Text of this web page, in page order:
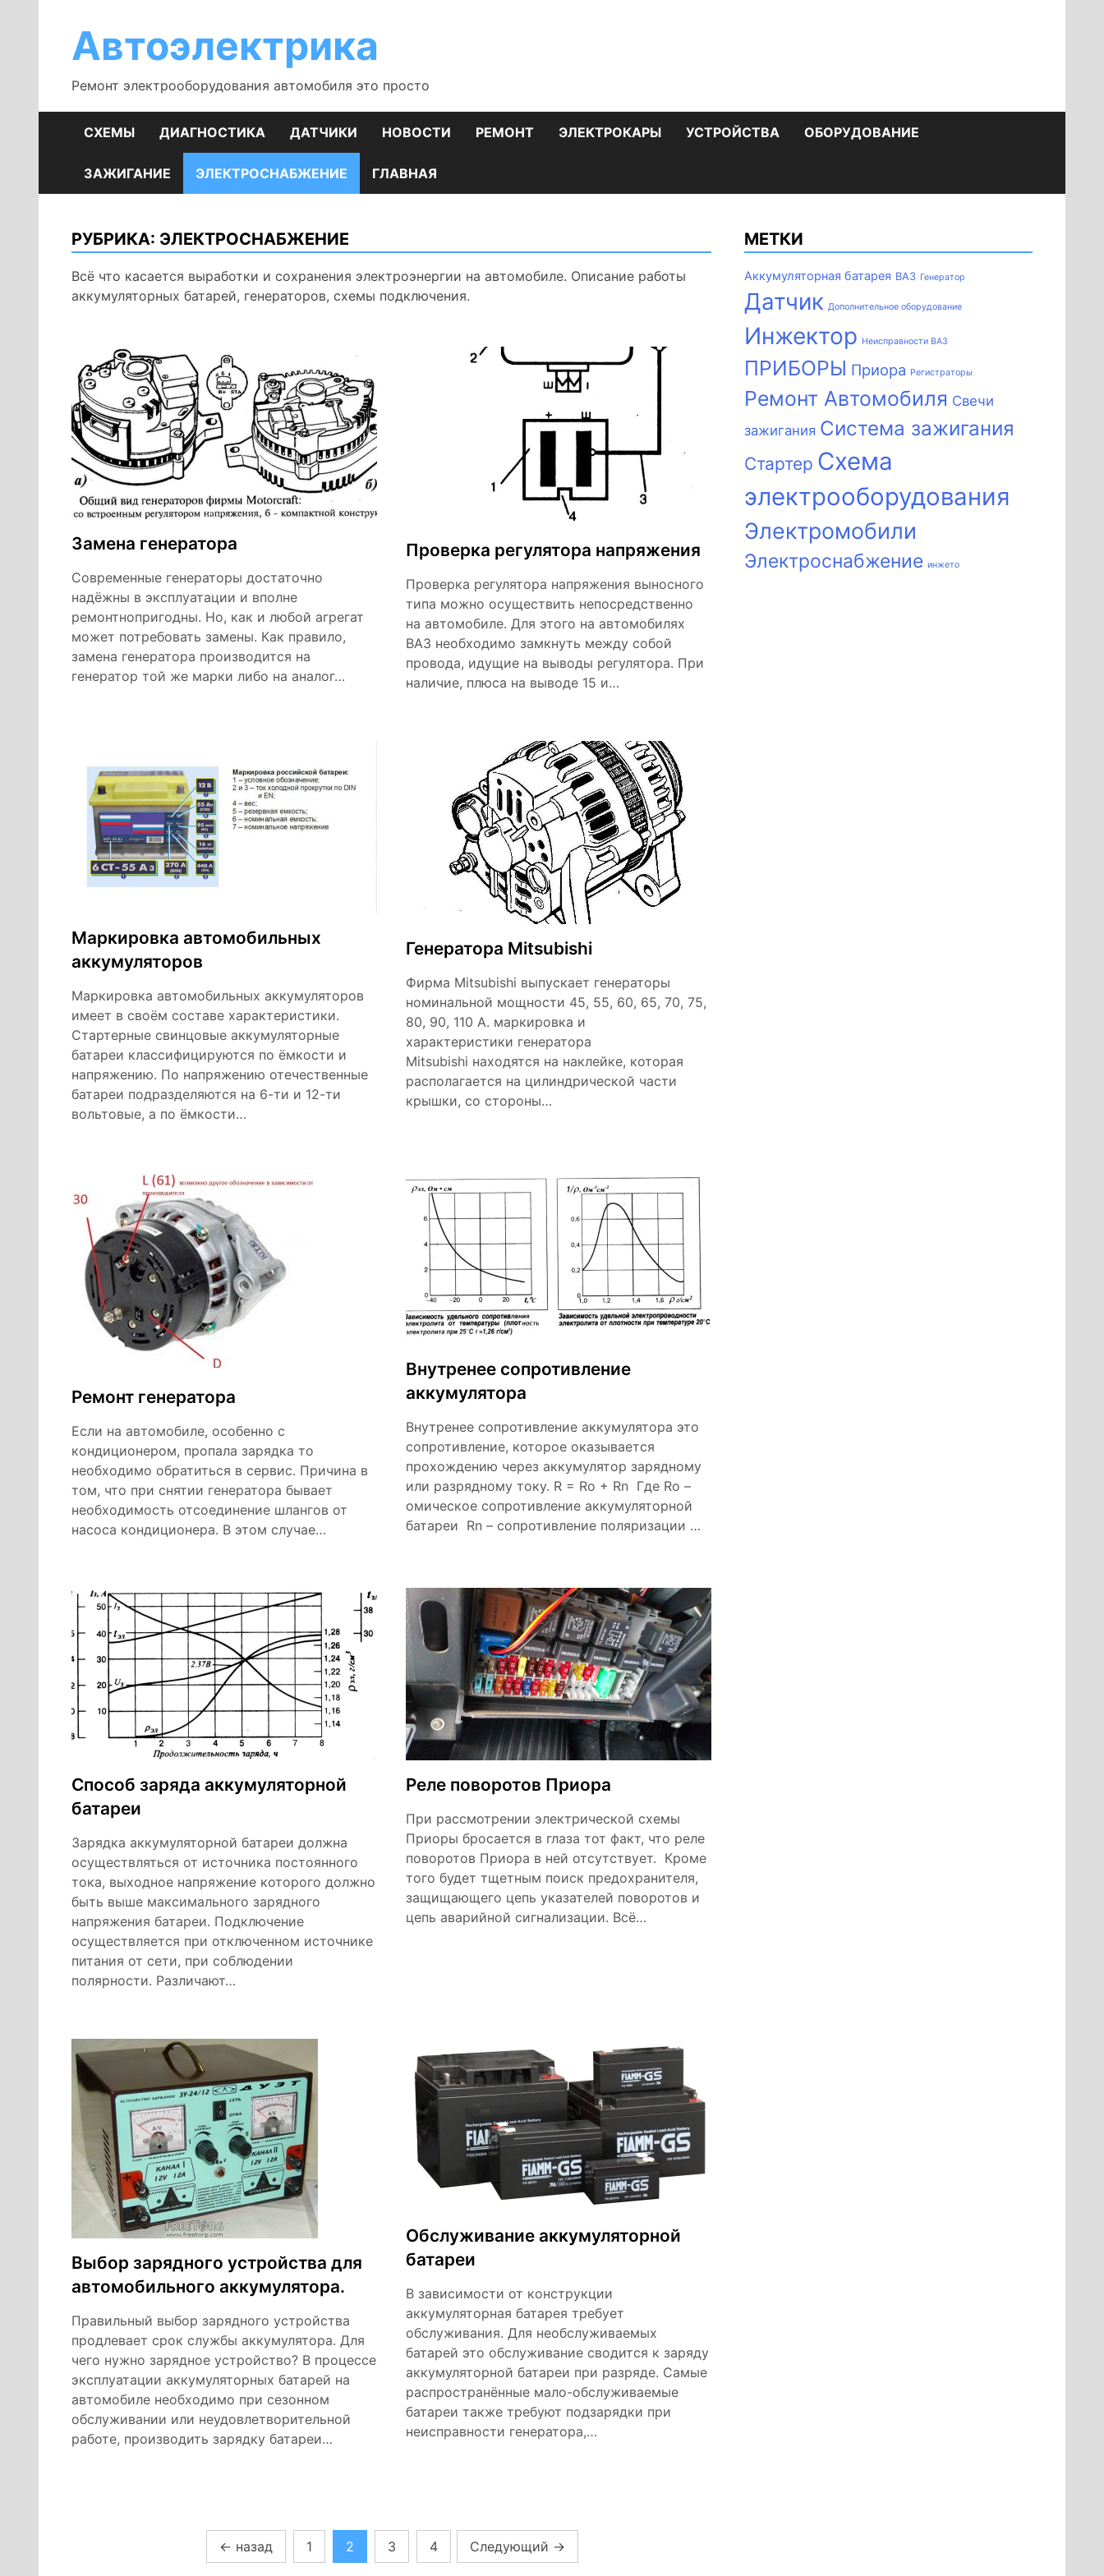
содержимому
Автоэлектрика
Ремонт электрооборудования автомобиля это просто
СХЕМЫ ДИАГНОСТИКА ДАТЧИКИ НОВОСТИ РЕМОНТ ЭЛЕКТРОКАРЫ УСТРОЙСТВА ОБОРУДОВАНИЕ
ЗАЖИГАНИЕ ЭЛЕКТРОСНАБЖЕНИЕ ГЛАВНАЯ
РУБРИКА: ЭЛЕКТРОСНАБЖЕНИЕ
Всё что касается выработки и сохранения электроэнергии на автомобиле. Описание работы
аккумуляторных батарей, генераторов, схемы подключения.
Замена генератора
Современные генераторы достаточно
надёжны в эксплуатации и вполне
ремонтнопригодны. Но, как и любой агрегат
может потребовать замены. Как правило,
замена генератора производится на
генератор той же марки либо на аналог…
Проверка регулятора напряжения
Проверка регулятора напряжения выносного
типа можно осуществить непосредственно
на автомобиле. Для этого на автомобилях
ВАЗ необходимо замкнуть между собой
провода, идущие на выводы регулятора. При
наличие, плюса на выводе 15 и…
Маркировка автомобильных
аккумуляторов
Маркировка автомобильных аккумуляторов
имеет в своём составе характеристики.
Стартерные свинцовые аккумуляторные
батареи классифицируются по ёмкости и
напряжению. По напряжению отечественные
батареи подразделяются на 6-ти и 12-ти
вольтовые, а по ёмкости…
Генератора Mitsubishi
Фирма Мitsubishi выпускает генераторы
номинальной мощности 45, 55, 60, 65, 70, 75,
80, 90, 110 А. маркировка и
характеристики генератора
Mitsubishi находятся на наклейке, которая
располагается на цилиндрической части
крышки, со стороны…
Ремонт генератора
Если на автомобиле, особенно с
кондиционером, пропала зарядка то
необходимо обратиться в сервис. Причина в
том, что при снятии генератора бывает
необходимость отсоединение шлангов от
насоса кондиционера. В этом случае…
Внутренее сопротивление
аккумулятора
Внутренее сопротивление аккумулятора это
сопротивление, которое оказывается
прохождению через аккумулятор зарядному
или разрядному току. R = Ro + Rn Где Ro –
омическое сопротивление аккумуляторной
батареи Rn – сопротивление поляризации …
Способ заряда аккумуляторной
батареи
Зарядка аккумуляторной батареи должна
осуществляться от источника постоянного
тока, выходное напряжение которого должно
быть выше максимального зарядного
напряжения батареи. Подключение
осуществляется при отключенном источнике
питания от сети, при соблюдении
полярности. Различают…
Реле поворотов Приора
При рассмотрении электрической схемы
Приоры бросается в глаза тот факт, что реле
поворотов Приора в ней отсутствует. Кроме
того будет тщетным поиск предохранителя,
защищающего цепь указателей поворотов и
цепь аварийной сигнализации. Всё…
Выбор зарядного устройства для
автомобильного аккумулятора.
Правильный выбор зарядного устройства
продлевает срок службы аккумулятора. Для
чего нужно зарядное устройство? В процессе
эксплуатации аккумуляторных батарей на
автомобиле необходимо при сезонном
обслуживании или неудовлетворительной
работе, производить зарядку батареи…
Обслуживание аккумуляторной
батареи
В зависимости от конструкции
аккумуляторная батарея требует
обслуживания. Для необслуживаемых
батарей это обслуживание сводится к заряду
аккумуляторной батареи при разряде. Самые
распространённые мало-обслуживаемые
батареи также требуют подзарядки при
неисправности генератора,…
← назад 1 2 3 4 Следующий →
МЕТКИ
Аккумуляторная батарея ВАЗ Генератор
Датчик Дополнительное оборудование
Инжектор Неисправности ВАЗ
ПРИБОРЫ Приора Регистраторы
Ремонт Автомобиля Свечи
зажигания Система зажигания
Стартер Схема
электрооборудования
Электромобили
Электроснабжение инжето